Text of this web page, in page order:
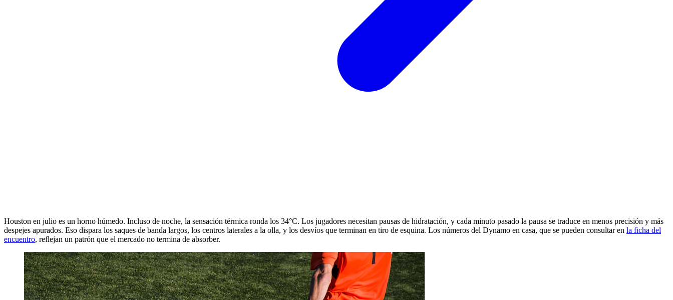
Houston en julio es un horno húmedo. Incluso de noche, la sensación térmica ronda los 34°C. Los jugadores necesitan pausas de hidratación, y cada minuto pasado la pausa se traduce en menos precisión y más
despejes apurados. Eso dispara los saques de banda largos, los centros laterales a la olla, y los desvíos que terminan en tiro de esquina. Los números del Dynamo en casa, que se pueden consultar en la ficha del
encuentro, reflejan un patrón que el mercado no termina de absorber.